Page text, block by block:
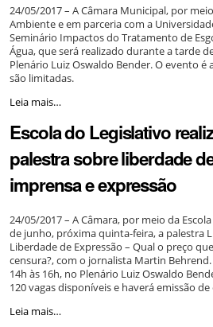
24/05/2017 – A Câmara Municipal, por
Ambiente e em parceria com a
Seminário Impactos do Tratamento de
Água, que será realizado durante a tarde
Plenário Luiz Oswaldo Bender. O evento é
são limitadas.
Tratamento
esgoto
e
qualidade
da
água
são
de
Seminário
promovido
pela
Câmara
em
parceria
com
Leia mais…
Escola do Legislativo
palestra sobre liberdade
imprensa e expressão
24/05/2017 – A Câmara, por meio da
de junho, próxima quinta-feira, a palestra
Liberdade de Expressão – Qual o preço
censura?, com o jornalista Martin
14h às 16h, no Plenário Luiz Oswaldo
120 vagas disponíveis e haverá emissão
Escola
Leia mais…